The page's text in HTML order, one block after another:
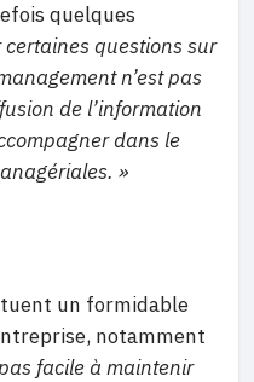
quelques
certaines questions sur
n’est pas
de l’information
dans le
»
un formidable
notamment
facile à maintenir